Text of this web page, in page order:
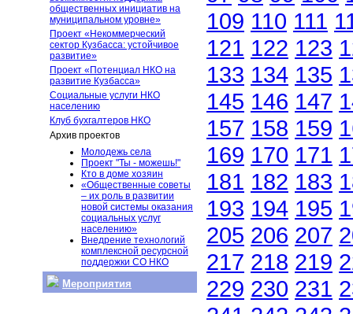
общественных инициатив на
муниципальном уровне»
Проект «Некоммерческий
сектор Кузбасса: устойчивое
развитие»
Проект «Потенциал НКО на
развитие Кузбасса»
Социальные услуги НКО
населению
Клуб бухгалтеров НКО
Архив проектов
Молодежь села
Проект "Ты - можешь!"
Кто в доме хозяин
«Общественные советы
– их роль в развитии
новой системы оказания
социальных услуг
населению»
Внедрение технологий
комплексной ресурсной
поддержки СО НКО
Мероприятия
109 110 111
121 122 123
133 134 135
145 146 147
157 158 159
169 170 171
181 182 183
193 194 195
205 206 207
217 218 219
229 230 231